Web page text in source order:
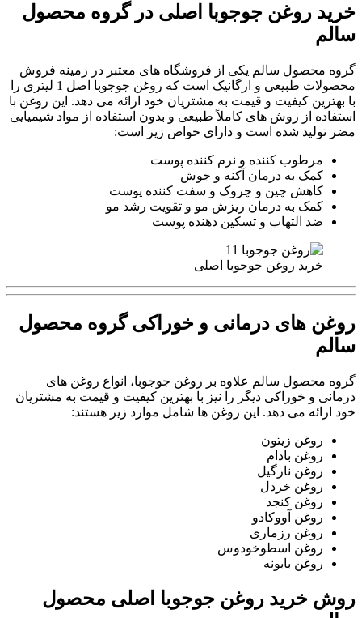
خرید روغن جوجوبا اصلی در گروه محصول
سالم
گروه محصول سالم یکی از فروشگاه های معتبر در زمینه فروش
محصولات طبیعی و ارگانیک است که روغن جوجوبا اصل 1 لیتری را
با بهترین کیفیت و قیمت به مشتریان خود ارائه می دهد. این روغن با
استفاده از روش های کاملاً طبیعی و بدون استفاده از مواد شیمیایی
مضر تولید شده است و دارای خواص زیر است:
مرطوب کننده و نرم کننده پوست
کمک به درمان آکنه و جوش
کاهش چین و چروک و سفت کننده پوست
کمک به درمان ریزش مو و تقویت رشد مو
ضد التهاب و تسکین دهنده پوست
خرید روغن جوجوبا اصلی
روغن های درمانی و خوراکی گروه محصول
سالم
گروه محصول سالم علاوه بر روغن جوجوبا، انواع روغن های
درمانی و خوراکی دیگر را نیز با بهترین کیفیت و قیمت به مشتریان
خود ارائه می دهد. این روغن ها شامل موارد زیر هستند:
روغن زیتون
روغن بادام
روغن نارگیل
روغن خردل
روغن کنجد
روغن آووکادو
روغن رزماری
روغن اسطوخودوس
روغن بابونه
روش خرید روغن جوجوبا اصلی محصول